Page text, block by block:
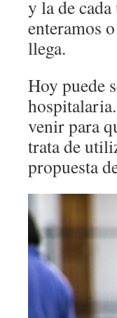
y la de
enteramos
llega.
Hoy puede
venir para
trata de
propuesta